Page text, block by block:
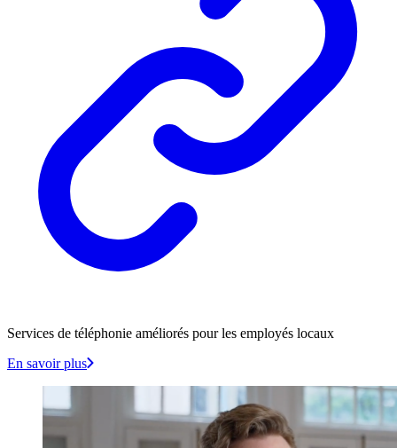
Services de téléphonie améliorés pour les employés locaux
En savoir plus